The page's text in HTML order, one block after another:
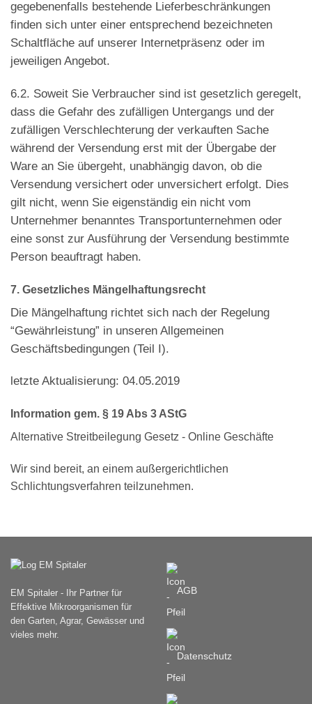
gegebenenfalls bestehende Lieferbeschränkungen
finden sich unter einer entsprechend bezeichneten
Schaltfläche auf unserer Internetpräsenz oder im
jeweiligen Angebot.
6.2. Soweit Sie Verbraucher sind ist gesetzlich geregelt,
dass die Gefahr des zufälligen Untergangs und der
zufälligen Verschlechterung der verkauften Sache
während der Versendung erst mit der Übergabe der
Ware an Sie übergeht, unabhängig davon, ob die
Versendung versichert oder unversichert erfolgt. Dies
gilt nicht, wenn Sie eigenständig ein nicht vom
Unternehmer benanntes Transportunternehmen oder
eine sonst zur Ausführung der Versendung bestimmte
Person beauftragt haben.
7. Gesetzliches Mängelhaftungsrecht
Die Mängelhaftung richtet sich nach der Regelung
“Gewährleistung” in unseren Allgemeinen
Geschäftsbedingungen (Teil I).
letzte Aktualisierung: 04.05.2019
Information gem. § 19 Abs 3 AStG
Alternative Streitbeilegung Gesetz - Online Geschäfte
Wir sind bereit, an einem außergerichtlichen
Schlichtungsverfahren teilzunehmen.
EM Spitaler - Ihr Partner für
Effektive Mikroorganismen für
den Garten, Agrar, Gewässer und
vieles mehr.
AGB
Datenschutz